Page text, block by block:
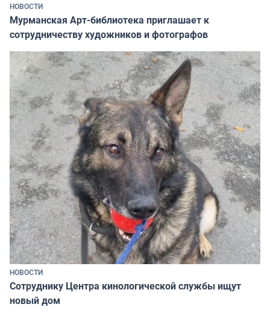
НОВОСТИ
Мурманская Арт-библиотека приглашает к
сотрудничеству художников и фотографов
НОВОСТИ
Сотруднику Центра кинологической службы ищут
новый дом